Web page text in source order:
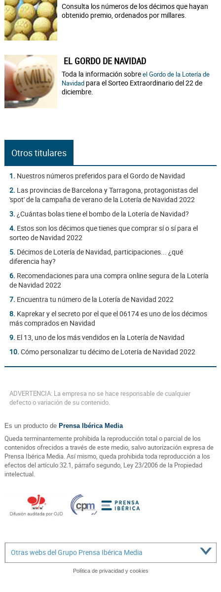
Consulta los números de los décimos que hayan
obtenido premio, ordenados por millares.
EL GORDO DE NAVIDAD
Toda la información sobreel Gordo de la Lotería de
Navidad para el Sorteo Extraordinario del 22 de
diciembre.
Otros titulares
1. Nuestros números preferidos para el Gordo de Navidad
2. Las provincias de Barcelona y Tarragona, protagonistas del
'spot' de la campaña de verano de la Lotería de Navidad 2022
3. ¿Cuántas bolas tiene el bombo de la Lotería de Navidad?
4. Estos son los décimos que tienes que comprar sí o sí para el
sorteo de Navidad 2022
5. Décimos de Lotería de Navidad, participaciones... ¿qué
diferencia hay?
6. Recomendaciones para una compra online segura de la Lotería
de Navidad 2022
7. Encuentra tu número de la Lotería de Navidad 2022
8. Kaprekar y el secreto por el que el 06174 es uno de los décimos
más comprados en Navidad
9. El 13, uno de los más vendidos en la Lotería de Navidad
10. Cómo personalizar tu décimo de Lotería de Navidad 2022
ADVERTENCIA: La empresa no se hace responsable de cualquier
defecto o variación de su contenido.
Es un producto de Prensa Ibérica Media
Queda terminantemente prohibida la reproducción total o parcial de los
contenidos ofrecidos a través de este medio, salvo autorización expresa de
Prensa Ibérica Media. Así mismo, queda prohibida toda reproducción a los
efectos del artículo 32.1, párrafo segundo, Ley 23/2006 de la Propiedad
intelectual.
Otras webs del Grupo Prensa Ibérica Media
Política de privacidad y cookies